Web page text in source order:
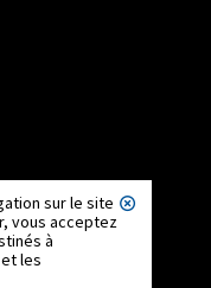
sur le site
vous acceptez
à
les